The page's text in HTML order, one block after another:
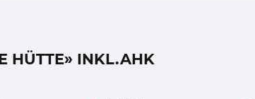
INKL.AHK